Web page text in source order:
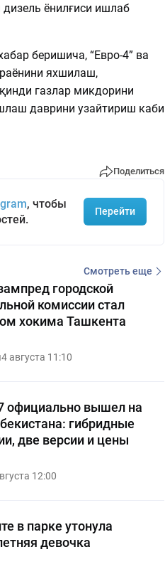
дизель ёнилғиси ишлаб
беришича, “Евро-4” ва
яхшилаш,
газлар микдорини
даврини узайтириш каби
Поделиться
, чтобы
Перейти
Смотреть еще
городской
комиссии стал
хокима Ташкента
4 августа 11:10
официально вышел на
гибридные
две версии и цены
12:00
в парке утонула
девочка